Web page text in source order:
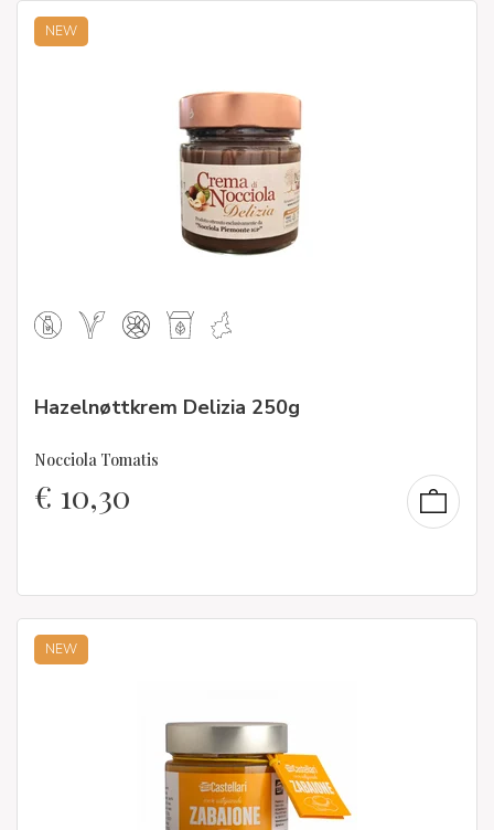
NEW
Hazelnøttkrem Delizia 250g
Nocciola Tomatis
€ 10,30
NEW